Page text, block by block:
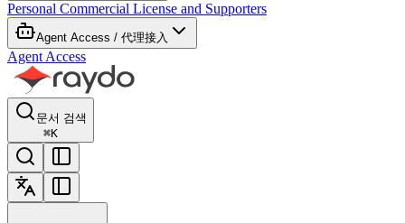
Personal Commercial License and Supporters
Agent Access / 代理接入
Agent Access
문서 검색
⌘K